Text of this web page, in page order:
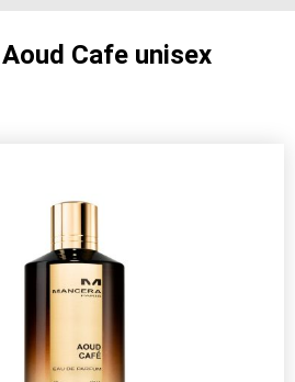
Cafe unisex